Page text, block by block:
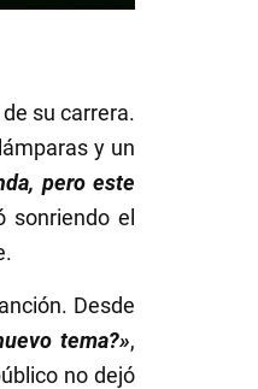
su carrera.
y un
pero este
sonriendo el
Desde
tema?»,
no dejó